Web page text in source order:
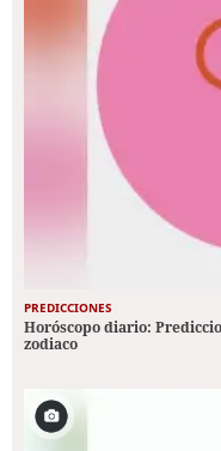
PREDICCIONES
Horóscopo diario:
zodiaco